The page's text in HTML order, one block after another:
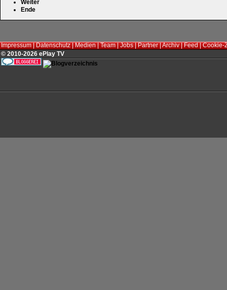
Weiter
Ende
Impressum|Datenschutz|Medien|Team|Jobs|Partner|Archiv|Feed|Cookie-
© 2010-2026 ePlay TV